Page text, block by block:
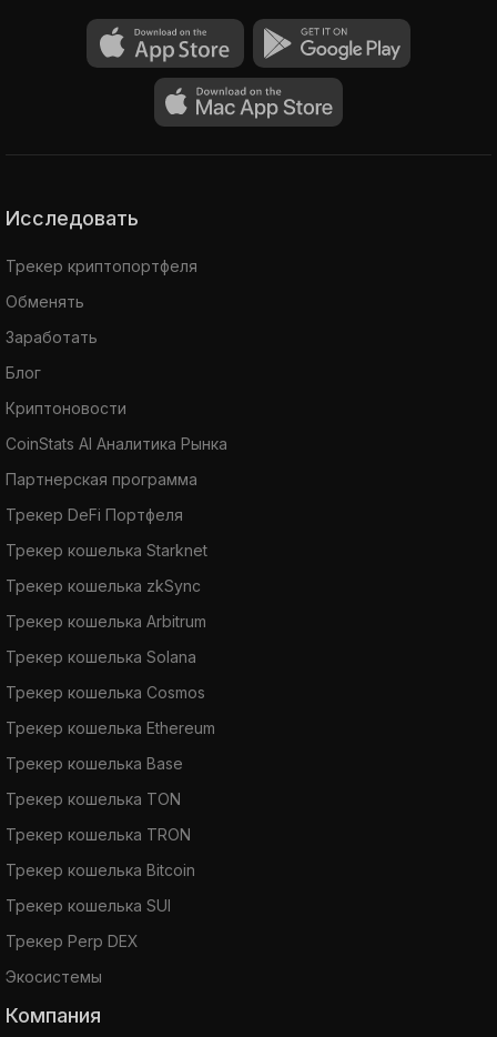
Исследовать
Трекер криптопортфеля
Обменять
Заработать
Блог
Криптоновости
CoinStats AI Аналитика Рынка
Партнерская программа
Трекер DeFi Портфеля
Трекер кошелька Starknet
Трекер кошелька zkSync
Трекер кошелька Arbitrum
Трекер кошелька Solana
Трекер кошелька Cosmos
Трекер кошелька Ethereum
Трекер кошелька Base
Трекер кошелька TON
Трекер кошелька TRON
Трекер кошелька Bitcoin
Трекер кошелька SUI
Трекер Perp DEX
Экосистемы
Компания